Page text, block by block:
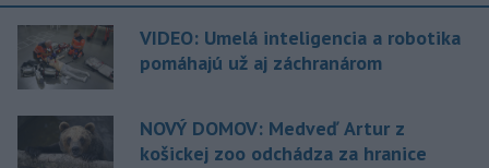
VIDEO: Umelá inteligencia a robotika
pomáhajú už aj záchranárom
NOVÝ DOMOV: Medveď Artur z
košickej zoo odchádza za hranice